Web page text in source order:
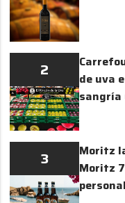
2
de uva
sangría
3
Moritz
Moritz